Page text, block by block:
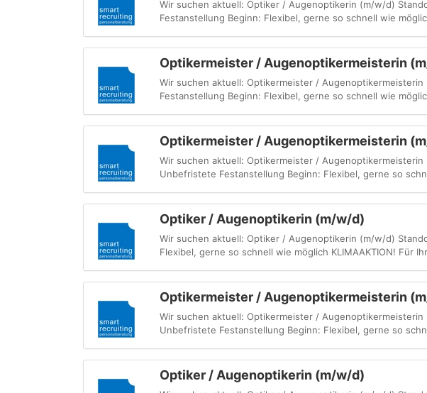
Wir suchen aktuell: Optiker / Augenoptikerin (m/w/d)
Festanstellung Beginn: Flexibel, gerne so schnell wie
Optikermeister / Augenoptikermeisterin
Wir suchen aktuell: Optikermeister /
Festanstellung Beginn: Flexibel, gerne so schnell wie
Optikermeister / Augenoptikermeisterin
Wir suchen aktuell: Optikermeister /
Unbefristete Festanstellung Beginn: Flexibel, gerne so
Optiker / Augenoptikerin (m/w/d)
Wir suchen aktuell: Optiker / Augenoptikerin (m/w/d)
Flexibel, gerne so schnell wie möglich KLIMAAKTION! Für
Optikermeister / Augenoptikermeisterin
Wir suchen aktuell: Optikermeister /
Unbefristete Festanstellung Beginn: Flexibel, gerne so
Optiker / Augenoptikerin (m/w/d)